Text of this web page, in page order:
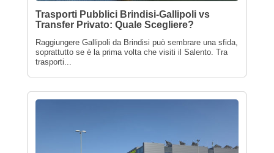
Trasporti Pubblici Brindisi-Gallipoli vs
Transfer Privato: Quale Scegliere?
Raggiungere Gallipoli da Brindisi può sembrare una sfida,
soprattutto se è la prima volta che visiti il Salento. Tra
trasporti...